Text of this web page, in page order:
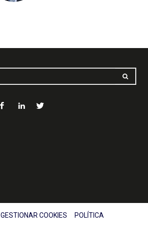
GESTIONAR COOKIES
POLÍTICA